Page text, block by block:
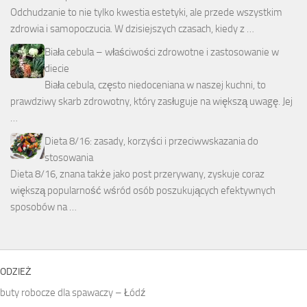
Odchudzanie to nie tylko kwestia estetyki, ale przede wszystkim
zdrowia i samopoczucia. W dzisiejszych czasach, kiedy z …
Biała cebula – właściwości zdrowotne i zastosowanie w
diecie
Biała cebula, często niedoceniana w naszej kuchni, to
prawdziwy skarb zdrowotny, który zasługuje na większą uwagę. Jej
…
Dieta 8/16: zasady, korzyści i przeciwwskazania do
stosowania
Dieta 8/16, znana także jako post przerywany, zyskuje coraz
większą popularność wśród osób poszukujących efektywnych
sposobów na …
ODZIEŻ
buty robocze dla spawaczy – Łódź